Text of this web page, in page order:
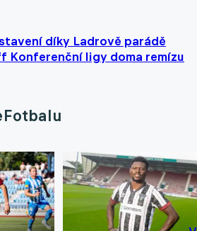
díky Ladrově parádě
Konferenční ligy doma remízu